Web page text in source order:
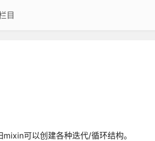
目
可以创建各种迭代/循环结构。